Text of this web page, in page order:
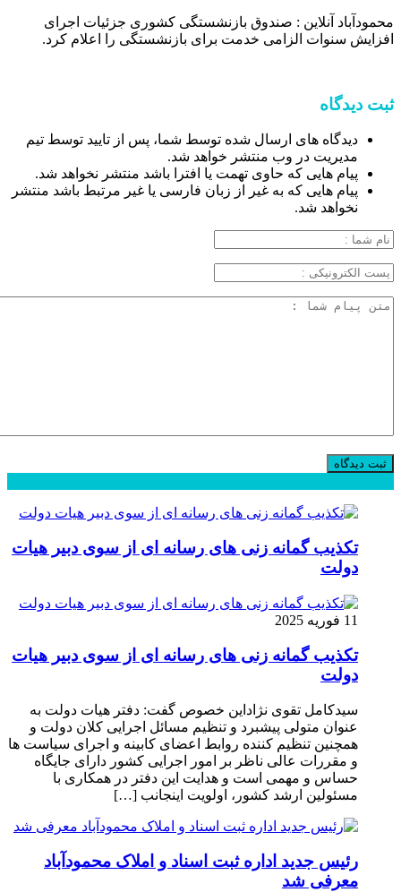
محمودآباد آنلاین : صندوق بازنشستگی کشوری جزئیات اجرای
افزایش سنوات الزامی خدمت برای بازنشستگی را اعلام کرد.
ثبت دیدگاه
دیدگاه های ارسال شده توسط شما، پس از تایید توسط تیم
مدیریت در وب منتشر خواهد شد.
پیام هایی که حاوی تهمت یا افترا باشد منتشر نخواهد شد.
پیام هایی که به غیر از زبان فارسی یا غیر مرتبط باشد منتشر
نخواهد شد.
تکذیب گمانه زنی های رسانه ای از سوی دبیر هیات
دولت
11 فوریه 2025
تکذیب گمانه زنی های رسانه ای از سوی دبیر هیات
دولت
سیدکامل تقوی نژاداین خصوص گفت: دفتر هیات دولت به
عنوان متولی پیشبرد و تنظیم مسائل اجرایی کلان دولت و
همچنین تنظیم کننده روابط اعضای کابینه و اجرای سیاست ها
و مقررات عالی ناظر بر امور اجرایی کشور دارای جایگاه
حساس و مهمی است و هدایت این دفتر در همکاری با
مسئولین ارشد کشور، اولویت اینجانب […]
رئیس جدید اداره ثبت اسناد و املاک محمودآباد
معرفی شد